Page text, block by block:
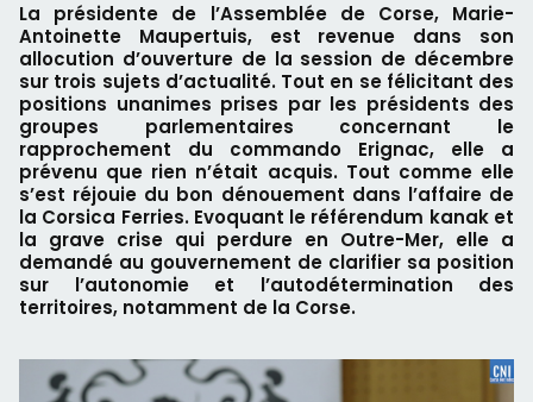
La présidente de l’Assemblée de Corse, Marie-
Antoinette Maupertuis, est revenue dans son
allocution d’ouverture de la session de décembre
sur trois sujets d’actualité. Tout en se félicitant des
positions unanimes prises par les présidents des
groupes parlementaires concernant le
rapprochement du commando Erignac, elle a
prévenu que rien n’était acquis. Tout comme elle
s’est réjouie du bon dénouement dans l’affaire de
la Corsica Ferries. Evoquant le référendum kanak et
la grave crise qui perdure en Outre-Mer, elle a
demandé au gouvernement de clarifier sa position
sur l’autonomie et l’autodétermination des
territoires, notamment de la Corse.